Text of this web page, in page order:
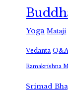
Yoga Mataji
Vedanta Q&A
Ramakrishna
Srimad